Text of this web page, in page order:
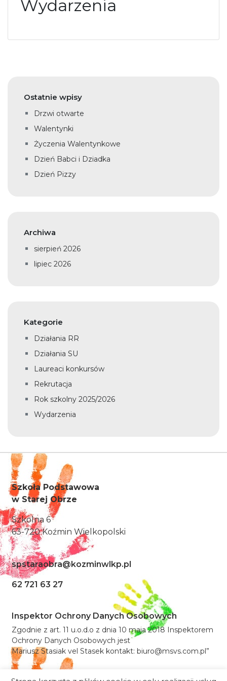
Wydarzenia
Ostatnie wpisy
Drzwi otwarte
Walentynki
Życzenia Walentynkowe
Dzień Babci i Dziadka
Dzień Pizzy
Archiwa
sierpień 2026
lipiec 2026
Kategorie
Działania RR
Działania SU
Laureaci konkursów
Rekrutacja
Rok szkolny 2025/2026
Wydarzenia
Szkoła Podstawowa
w Starej Obrze
Szkolna 6
63-720 Koźmin Wielkopolski
spstaraobra@kozminwlkp.pl
62 721 63 27
Inspektor Ochrony Danych Osobowych
Zgodnie z art. 11 u.o.d.o z dnia 10 maja 2018 Inspektorem
Ochrony Danych Osobowych jest
Mariusz Stasiak vel Stasek kontakt: biuro@msvs.com.pl”